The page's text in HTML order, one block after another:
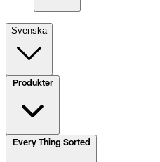
Svenska
Produkter